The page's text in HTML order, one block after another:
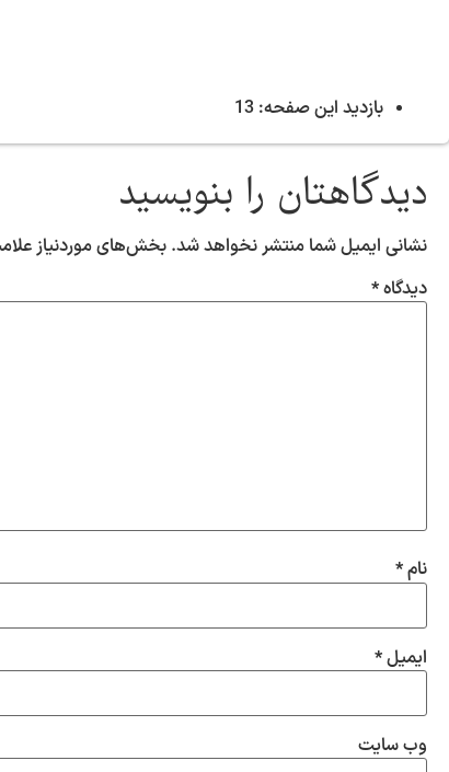
بازدید این صفحه: 13
دیدگاهتان را بنویسید
نشانی ایمیل شما منتشر نخواهد شد. بخش‌های موردنیاز
دیدگاه*
نام*
ایمیل*
وب‌ سایت